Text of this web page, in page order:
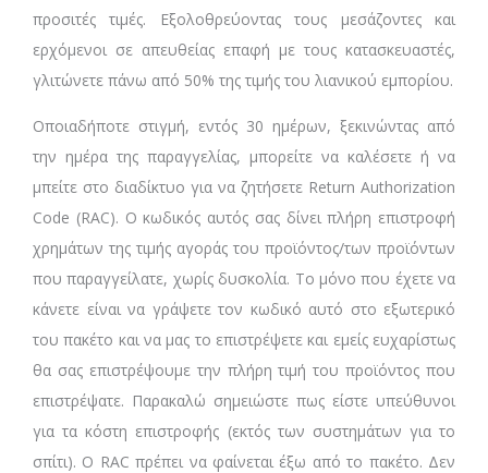
προσιτές τιμές. Εξολοθρεύοντας τους μεσάζοντες και
ερχόμενοι σε απευθείας επαφή με τους κατασκευαστές,
γλιτώνετε πάνω από 50% της τιμής του λιανικού εμπορίου.
Οποιαδήποτε στιγμή, εντός 30 ημέρων, ξεκινώντας από
την ημέρα της παραγγελίας, μπορείτε να καλέσετε ή να
μπείτε στο διαδίκτυο για να ζητήσετε Return Authorization
Code (RAC). Ο κωδικός αυτός σας δίνει πλήρη επιστροφή
χρημάτων της τιμής αγοράς του προϊόντος/των προϊόντων
που παραγγείλατε, χωρίς δυσκολία. Το μόνο που έχετε να
κάνετε είναι να γράψετε τον κωδικό αυτό στο εξωτερικό
του πακέτο και να μας το επιστρέψετε και εμείς ευχαρίστως
θα σας επιστρέψουμε την πλήρη τιμή του προϊόντος που
επιστρέψατε. Παρακαλώ σημειώστε πως είστε υπεύθυνοι
για τα κόστη επιστροφής (εκτός των συστημάτων για το
σπίτι). Ο RAC πρέπει να φαίνεται έξω από το πακέτο. Δεν